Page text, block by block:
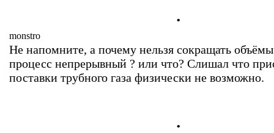
.
monstro
Не напомните, а почему нельзя сокращать
процесс непрерывный ? или что? Слишал что
поставки трубного газа физически не возможно.
.